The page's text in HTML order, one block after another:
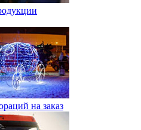
на заказ